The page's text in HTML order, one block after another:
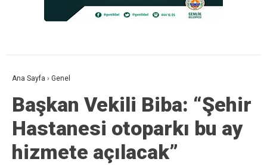
Ana Sayfa › Genel
Başkan Vekili Biba: “Şehir
Hastanesi otoparkı bu ay
hizmete açılacak”